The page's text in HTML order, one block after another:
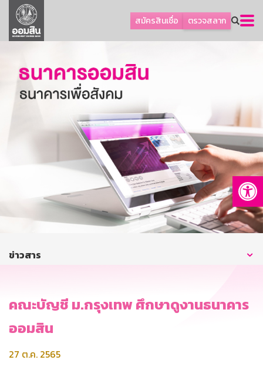
สมัครสินเชื่อ ตรวจสลาก
ลูกค้าธุรกิจ
ลูกค้าผู้ประกอบรายย่อย
ออมเพื่อสุข
เกี่ยวกับธนาคาร
การพัฒนาที่ยั่งยืน
บริการทางการเงิน
ติดต่อเรา
บริการออนไลน์
ข่าวสาร
คณะบัญชี ม.กรุงเทพ ศึกษาดูงานธนาคาร
ออมสิน
27 ต.ค. 2565